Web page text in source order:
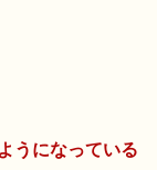
うになっている